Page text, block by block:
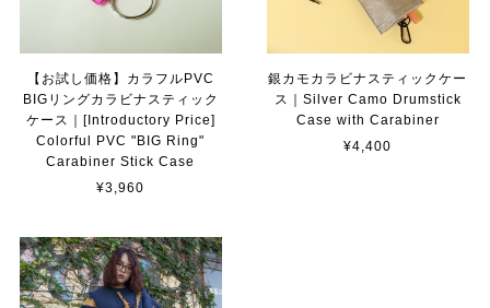
【お試し価格】カラフルPVC
BIGリングカラビナスティック
ケース｜[Introductory Price]
Colorful PVC "BIG Ring"
Carabiner Stick Case
¥3,960
銀カモカラビナスティックケー
ス｜Silver Camo Drumstick
Case with Carabiner
¥4,400